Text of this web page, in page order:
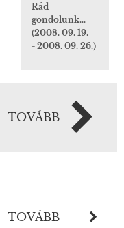
Rád
gondolunk...
(2008. 09. 19.
- 2008. 09. 26.)
TOVÁBB
TOVÁBB